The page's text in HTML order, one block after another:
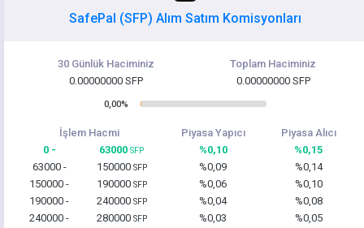
SafePal (SFP) Alım Satım Komisyonları
30 Günlük Haciminiz
Toplam Haciminiz
0.00000000 SFP
0.00000000 SFP
0,00%
İşlem Hacmi Piyasa Yapıcı
Piyasa Alıcı
0 -
63000 SFP %0,10
%0,15
63000 -
150000 SFP %0,09
%0,14
150000 -
190000 SFP %0,06
%0,10
190000 -
240000 SFP %0,04
%0,08
240000 -
280000 SFP %0,03
%0,05